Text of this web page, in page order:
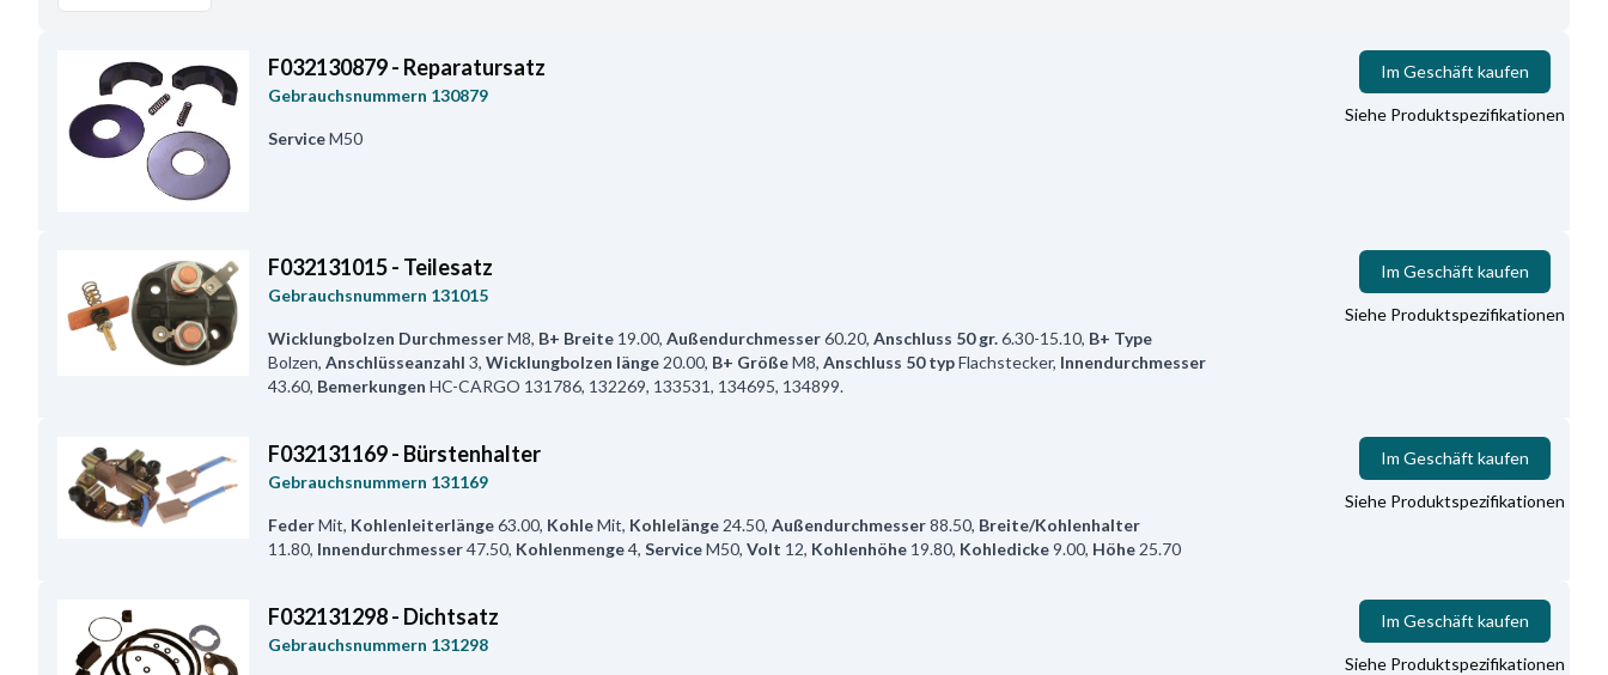
F032130879 - Reparatursatz
Gebrauchsnummern 130879
ServiceM50
Im Geschäft kaufen
Siehe Produktspezifikationen
F032131015 - Teilesatz
Gebrauchsnummern 131015
Wicklungbolzen DurchmesserM8, B+ Breite 19.00, Außendurchmesser60.20, Anschluss 50 gr.6.30-15.10, B+ Type
Bolzen, Anschlüsseanzahl 3, Wicklungbolzen länge 20.00, B+ GrößeM8, Anschluss 50 typFlachstecker, Innendurchmesser
43.60, Bemerkungen HC-CARGO 131786, 132269, 133531, 134695, 134899.
Im Geschäft kaufen
Siehe Produktspezifikationen
F032131169 - Bürstenhalter
Gebrauchsnummern 131169
FederMit, Kohlenleiterlänge63.00, KohleMit, Kohlelänge 24.50, Außendurchmesser88.50, Breite/Kohlenhalter
11.80, Innendurchmesser47.50, Kohlenmenge4, ServiceM50, Volt 12, Kohlenhöhe 19.80, Kohledicke9.00, Höhe 25.70
Im Geschäft kaufen
Siehe Produktspezifikationen
F032131298 - Dichtsatz
Gebrauchsnummern 131298
Im Geschäft kaufen
Siehe Produktspezifikationen